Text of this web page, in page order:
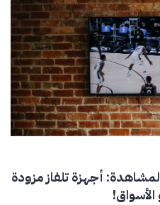
أجهزة تلفاز مزودة
الأسواق!